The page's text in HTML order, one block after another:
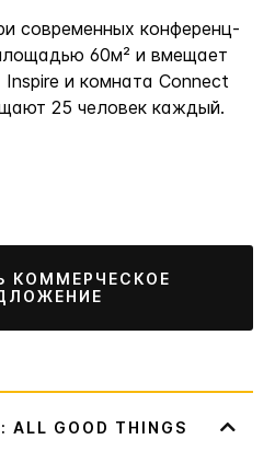
современных конференц-
60м² и вмещает
и комната Connect
25 человек каждый.
КОММЕРЧЕСКОЕ